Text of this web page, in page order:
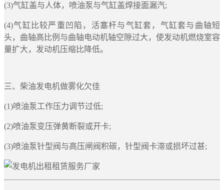
(3)气缸盖与人体，喷油泵与气缸盖焊接面漏汽;
(4)气缸比较严重凹陷，活塞杆与气缸套，气缸套与曲轴短
头，曲轴高比例与曲轴电动机轴空隙过大，使发动机燃烧室容
量扩大，发动机压缩比降低。
三、柴油发电机做雾化欠佳
(1)喷油泵工作压力调节过低;
(2)喷油泵变压弹黄断裂或开卡;
(3)喷油泵针型阀与高压闸阀积碳，针型阀卡滞或损坏过甚;